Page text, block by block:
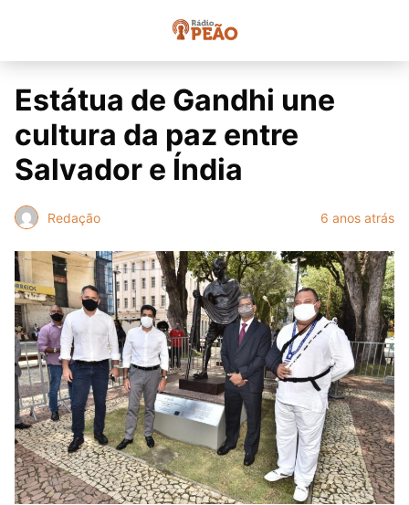
Estátua de Gandhi une
cultura da paz entre
Salvador e Índia
Redação 6 anos atrás